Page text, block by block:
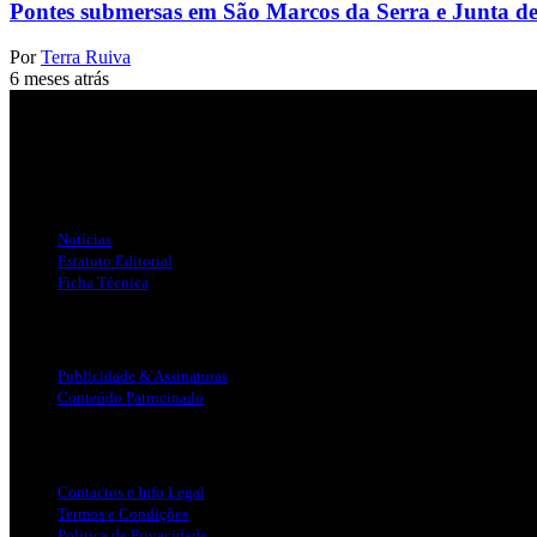
Pontes submersas em São Marcos da Serra e Junta
Por Terra Ruiva
6 meses atrás
Notícias
Estatuto Editorial
Ficha Técnica
Publicidade & Assinaturas
Conteúdo Patrocinado
Contactos e Info Legal
Termos e Condições